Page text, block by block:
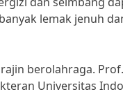
lemak jenuh
berolahraga.
Universitas